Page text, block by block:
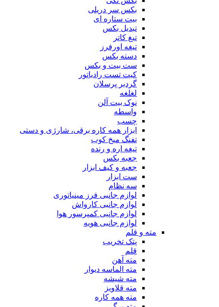
بکس سر دریلی
بیت ستاره ای
تبدیل بکس
تیغ کاتر
تیغه اورفرز
دسته بکس
ست بیت و بکس
کیت تست رادیاتور
گردبر پرسلان
لغلغه
نوک بیت آلن
واسطه
چسب
ابزار همه کاره برقی، شارژی و دستی
تفنگ میخ کوب
تیغه اره و رنده
جعبه بکس
جعبه و کیف ابزار
ست ابزار
سه نظام
لوازم جانبی فرز مینیاتوری
لوازم جانبی کارواش
لوازم جانبی کمپرسور هوا
لوازم جانبی هویه
مته و قلم
پتک تخریب
قلم
مته آهن
مته الماسه دیوار
مته شیشه
مته قلاویز
مته همه کاره